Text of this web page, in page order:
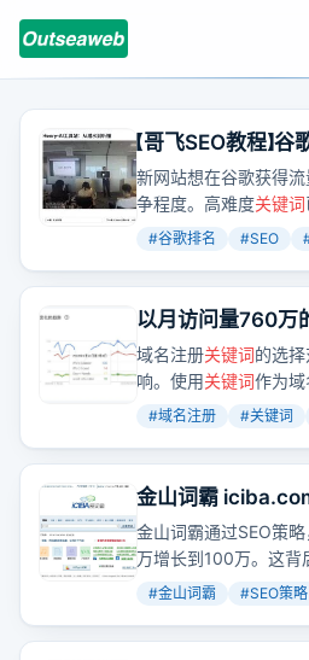
【哥飞SEO教程】
新网站想在谷歌获得
争程度。高难度关键词
要超越需内容、体验
#谷歌排名 #SEO
以月访问量760万
告诉你为什么要用
域名注册关键词的选
响。使用关键词作为域
直接找到你的网站，
#域名注册 #关键词
金山词霸
面，半年时间日IP
金山词霸通过SEO策
万增长到100万。这背
搜索引擎发现？
#金山词霸 #SEO策略